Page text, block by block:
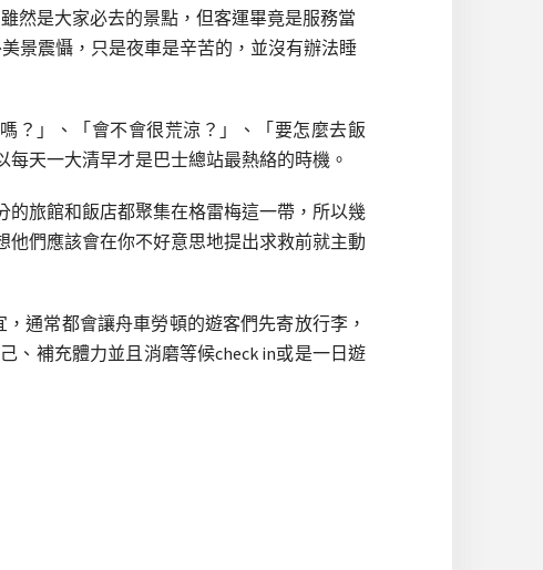
然是大家必去的景點，但客運畢竟是服務當
景震懾，只是夜車是辛苦的，並沒有辦法睡
？」、「會不會很荒涼？」、「要怎麼去飯
天一大清早才是巴士總站最熱絡的時機。
旅館和飯店都聚集在格雷梅這一帶，所以幾
他們應該會在你不好意思地提出求救前就主動
通常都會讓舟車勞頓的遊客們先寄放行李，
、補充體力並且消磨等候check in或是一日遊